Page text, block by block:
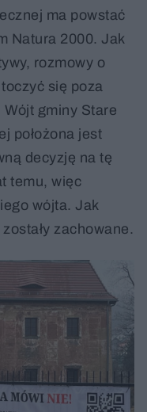
ma powstać
Natura 2000. Jak
rozmowy o
się poza
gminy Stare
położona jest
decyzję na tę
temu, więc
wójta. Jak
zachowane.